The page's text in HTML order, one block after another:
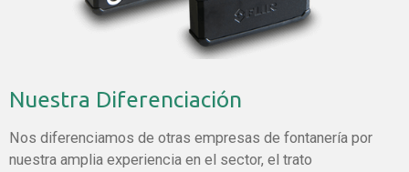
Nuestra Diferenciación
Nos diferenciamos de otras empresas de fontanería por
nuestra amplia experiencia en el sector, el trato